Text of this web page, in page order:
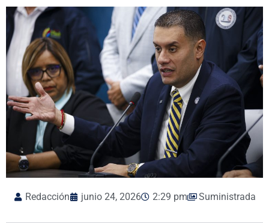
Redacción junio 24, 2026 2:29 pm Suministrada